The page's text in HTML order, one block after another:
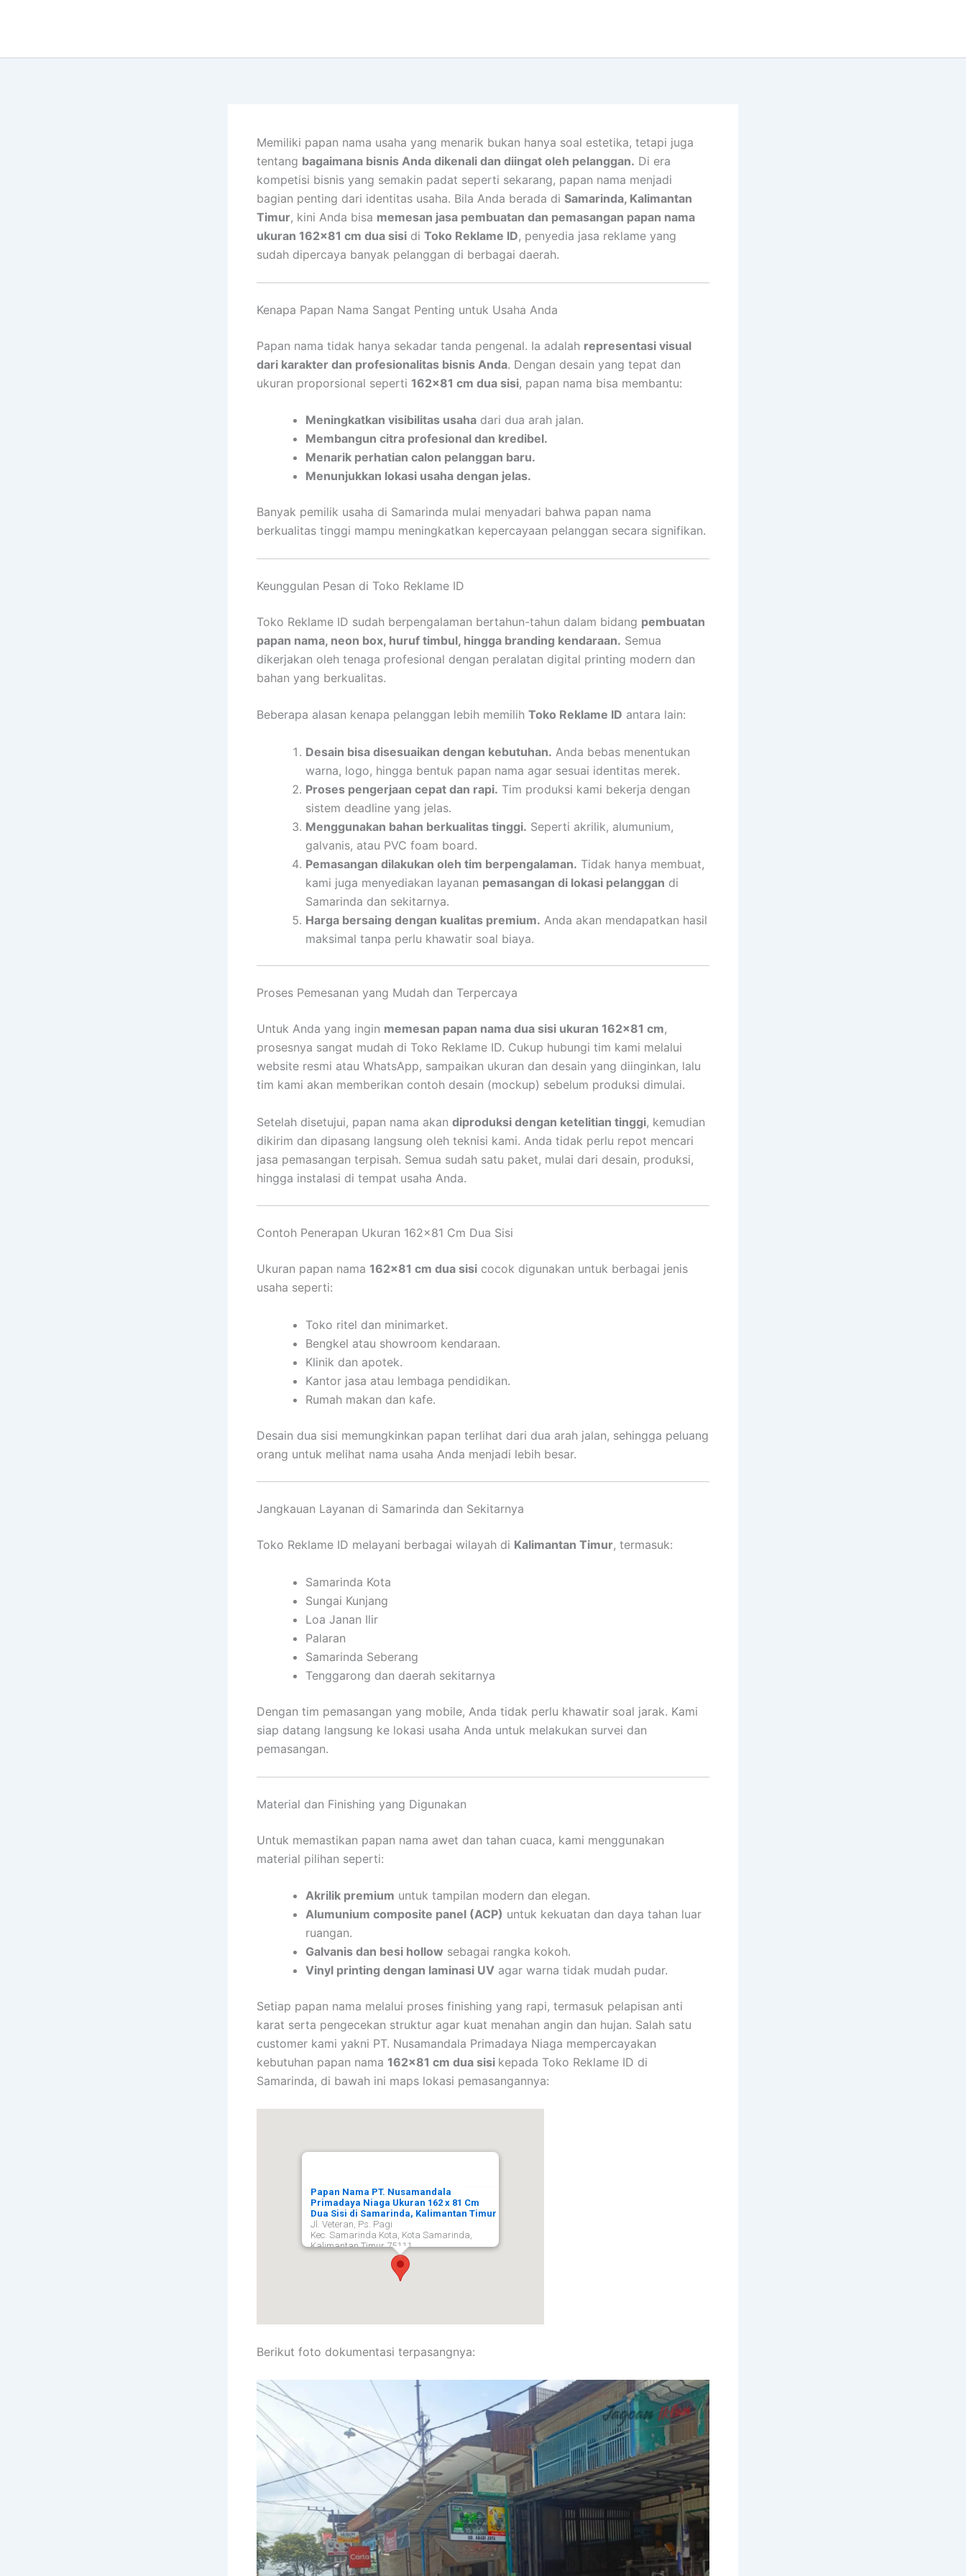
Memiliki papan nama usaha yang menarik bukan hanya soal estetika, tetapi juga
tentang bagaimana bisnis Anda dikenali dan diingat oleh pelanggan. Di era
kompetisi bisnis yang semakin padat seperti sekarang, papan nama menjadi
bagian penting dari identitas usaha. Bila Anda berada di Samarinda, Kalimantan
Timur, kini Anda bisa memesan jasa pembuatan dan pemasangan papan nama
ukuran 162×81 cm dua sisi di Toko Reklame ID, penyedia jasa reklame yang
sudah dipercaya banyak pelanggan di berbagai daerah.
Kenapa Papan Nama Sangat Penting untuk Usaha Anda
Papan nama tidak hanya sekadar tanda pengenal. Ia adalah representasi visual
dari karakter dan profesionalitas bisnis Anda. Dengan desain yang tepat dan
ukuran proporsional seperti 162×81 cm dua sisi, papan nama bisa membantu:
Meningkatkan visibilitas usaha dari dua arah jalan.
Membangun citra profesional dan kredibel.
Menarik perhatian calon pelanggan baru.
Menunjukkan lokasi usaha dengan jelas.
Banyak pemilik usaha di Samarinda mulai menyadari bahwa papan nama
berkualitas tinggi mampu meningkatkan kepercayaan pelanggan secara signifikan.
Keunggulan Pesan di Toko Reklame ID
Toko Reklame ID sudah berpengalaman bertahun-tahun dalam bidang pembuatan
papan nama, neon box, huruf timbul, hingga branding kendaraan. Semua
dikerjakan oleh tenaga profesional dengan peralatan digital printing modern dan
bahan yang berkualitas.
Beberapa alasan kenapa pelanggan lebih memilih Toko Reklame ID antara lain:
Desain bisa disesuaikan dengan kebutuhan. Anda bebas menentukan
warna, logo, hingga bentuk papan nama agar sesuai identitas merek.
Proses pengerjaan cepat dan rapi. Tim produksi kami bekerja dengan
sistem deadline yang jelas.
Menggunakan bahan berkualitas tinggi. Seperti akrilik, alumunium,
galvanis, atau PVC foam board.
Pemasangan dilakukan oleh tim berpengalaman. Tidak hanya membuat,
kami juga menyediakan layanan pemasangan di lokasi pelanggan di
Samarinda dan sekitarnya.
Harga bersaing dengan kualitas premium. Anda akan mendapatkan hasil
maksimal tanpa perlu khawatir soal biaya.
Proses Pemesanan yang Mudah dan Terpercaya
Untuk Anda yang ingin memesan papan nama dua sisi ukuran 162×81 cm,
prosesnya sangat mudah di Toko Reklame ID. Cukup hubungi tim kami melalui
website resmi atau WhatsApp, sampaikan ukuran dan desain yang diinginkan, lalu
tim kami akan memberikan contoh desain (mockup) sebelum produksi dimulai.
Setelah disetujui, papan nama akan diproduksi dengan ketelitian tinggi, kemudian
dikirim dan dipasang langsung oleh teknisi kami. Anda tidak perlu repot mencari
jasa pemasangan terpisah. Semua sudah satu paket, mulai dari desain, produksi,
hingga instalasi di tempat usaha Anda.
Contoh Penerapan Ukuran 162×81 Cm Dua Sisi
Ukuran papan nama 162×81 cm dua sisi cocok digunakan untuk berbagai jenis
usaha seperti:
Toko ritel dan minimarket.
Bengkel atau showroom kendaraan.
Klinik dan apotek.
Kantor jasa atau lembaga pendidikan.
Rumah makan dan kafe.
Desain dua sisi memungkinkan papan terlihat dari dua arah jalan, sehingga peluang
orang untuk melihat nama usaha Anda menjadi lebih besar.
Jangkauan Layanan di Samarinda dan Sekitarnya
Toko Reklame ID melayani berbagai wilayah di Kalimantan Timur, termasuk:
Samarinda Kota
Sungai Kunjang
Loa Janan Ilir
Palaran
Samarinda Seberang
Tenggarong dan daerah sekitarnya
Dengan tim pemasangan yang mobile, Anda tidak perlu khawatir soal jarak. Kami
siap datang langsung ke lokasi usaha Anda untuk melakukan survei dan
pemasangan.
Material dan Finishing yang Digunakan
Untuk memastikan papan nama awet dan tahan cuaca, kami menggunakan
material pilihan seperti:
Akrilik premium untuk tampilan modern dan elegan.
Alumunium composite panel (ACP) untuk kekuatan dan daya tahan luar
ruangan.
Galvanis dan besi hollow sebagai rangka kokoh.
Vinyl printing dengan laminasi UV agar warna tidak mudah pudar.
Setiap papan nama melalui proses finishing yang rapi, termasuk pelapisan anti
karat serta pengecekan struktur agar kuat menahan angin dan hujan. Salah satu
customer kami yakni PT. Nusamandala Primadaya Niaga mempercayakan
kebutuhan papan nama 162×81 cm dua sisi kepada Toko Reklame ID di
Samarinda, di bawah ini maps lokasi pemasangannya:
Papan Nama PT. Nusamandala
Primadaya Niaga Ukuran 162 x 81 Cm
Dua Sisi di Samarinda, Kalimantan Timur
Jl. Veteran, Ps. Pagi
Kec. Samarinda Kota, Kota Samarinda,
Kalimantan Timur 75111,
Berikut foto dokumentasi terpasangnya: